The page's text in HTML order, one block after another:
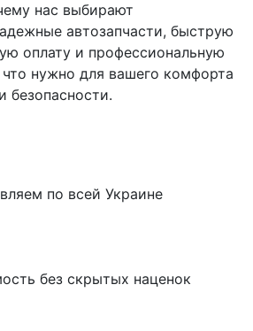
нас выбирают
автозапчасти, быструю
оплату и профессиональную
нужно для вашего комфорта
и безопасности.
по всей Украине
без скрытых наценок